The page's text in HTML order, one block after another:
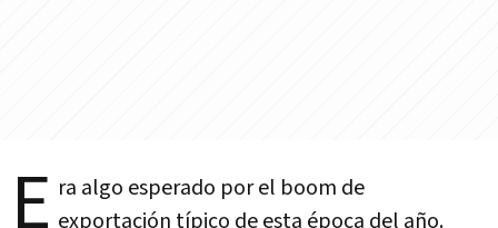
E ra algo esperado por el boom de
exportación típico de esta época del año.